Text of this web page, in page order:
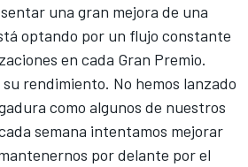
una gran mejora de una
optando por un flujo constante
en cada Gran Premio.
rendimiento. No hemos lanzado
como algunos de nuestros
semana intentamos mejorar
por delante por el